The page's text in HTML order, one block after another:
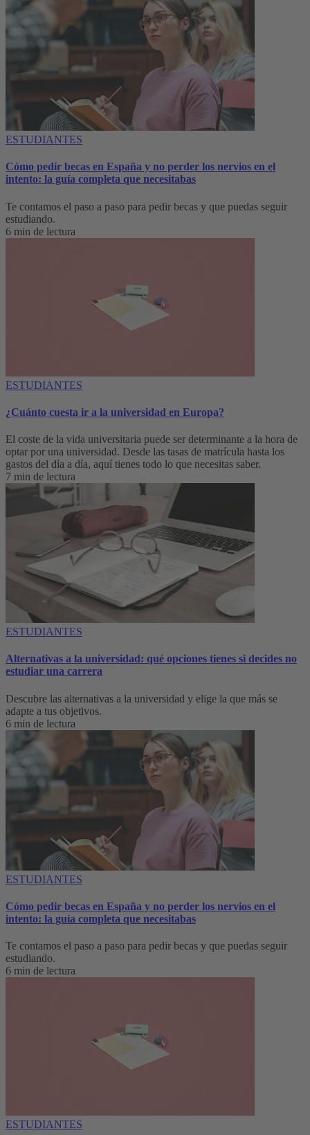
ESTUDIANTES
Cómo pedir becas en España y no perder los nervios en el
intento: la guía completa que necesitabas
Te contamos el paso a paso para pedir becas y que puedas seguir
estudiando.
6 min de lectura
ESTUDIANTES
¿Cuánto cuesta ir a la universidad en Europa?
El coste de la vida universitaria puede ser determinante a la hora de
optar por una universidad. Desde las tasas de matrícula hasta los
gastos del día a día, aquí tienes todo lo que necesitas saber.
7 min de lectura
ESTUDIANTES
Alternativas a la universidad: qué opciones tienes si decides no
estudiar una carrera
Descubre las alternativas a la universidad y elige la que más se
adapte a tus objetivos.
6 min de lectura
ESTUDIANTES
Cómo pedir becas en España y no perder los nervios en el
intento: la guía completa que necesitabas
Te contamos el paso a paso para pedir becas y que puedas seguir
estudiando.
6 min de lectura
ESTUDIANTES